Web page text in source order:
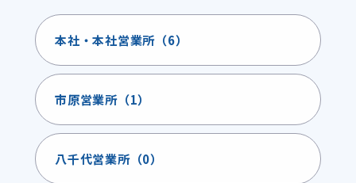
本社・本社営業所（6）
市原営業所（1）
八千代営業所（0）